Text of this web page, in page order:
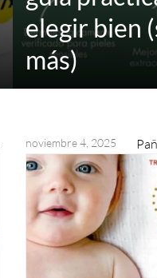
elegir bien
más)
noviembre 4, 2025